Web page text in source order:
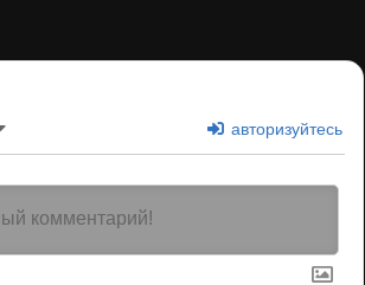
авторизуйтесь